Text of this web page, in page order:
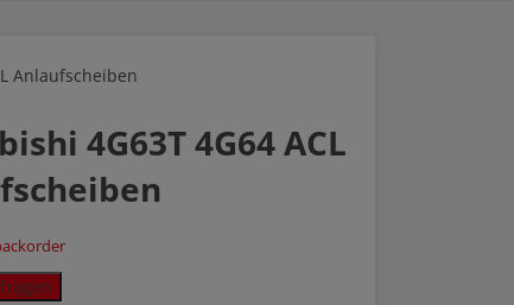
Anlaufscheiben
4G63T 4G64 ACL